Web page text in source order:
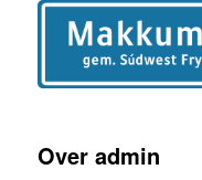
Over admin